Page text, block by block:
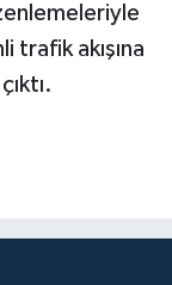
akışına